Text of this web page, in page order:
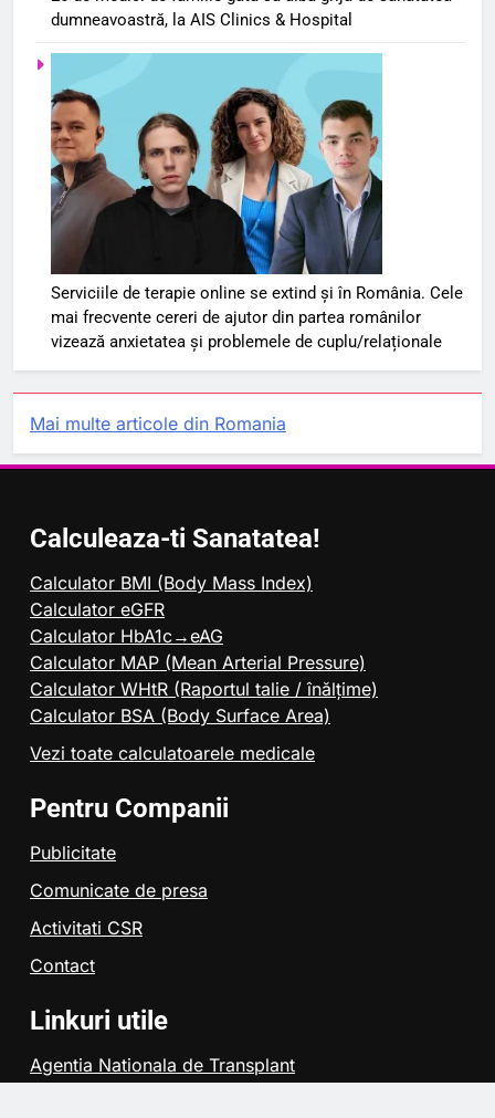
dumneavoastră, la AIS Clinics & Hospital
Serviciile de terapie online se extind și în România. Cele
mai frecvente cereri de ajutor din partea românilor
vizează anxietatea și problemele de cuplu/relaționale
Mai multe articole din Romania
Calculeaza-ti Sanatatea!
Calculator BMI (Body Mass Index)
Calculator eGFR
Calculator HbA1c→eAG
Calculator MAP (Mean Arterial Pressure)
Calculator WHtR (Raportul talie / înălțime)
Calculator BSA (Body Surface Area)
Vezi toate calculatoarele medicale
Pentru Companii
Publicitate
Comunicate de presa
Activitati CSR
Contact
Linkuri utile
Agentia Nationala de Transplant